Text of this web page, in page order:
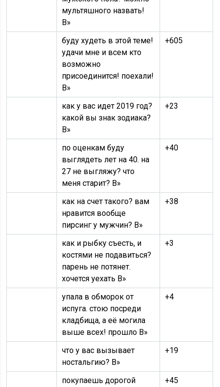
мультяшного назвать!
В»
буду худеть в этой теме!
удачи мне и всем кто
возможно
присоединится! поехали!
В»
+605
как у вас идет 2019 год?
какой вы знак зодиака?
В»
+23
по оценкам буду
выглядеть лет на 40. на
27 не выгляжу? что
меня старит? В»
+40
как на счет такого? вам
нравится вообще
пирсинг у мужчин? В»
+38
как и рыбку съесть, и
костями не подавиться?
парень не потянет.
хочется уехать В»
+3
упала в обморок от
испуга. стою посреди
кладбища, а её могила
выше всех! прошло В»
+4
что у вас вызывает
ностальгию? В»
+19
покупаешь дорогой
+45